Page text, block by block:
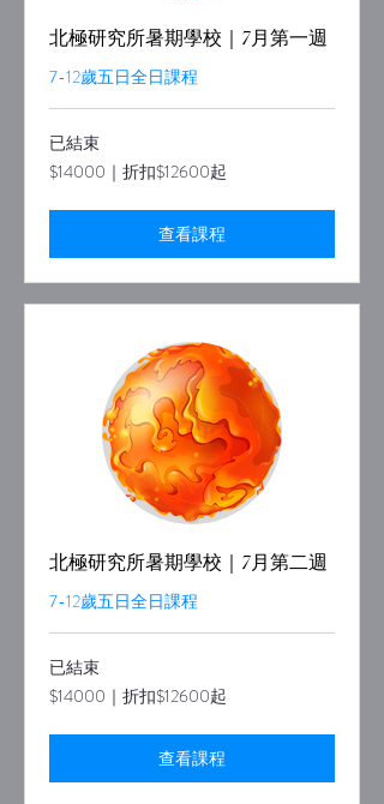
北極研究所暑期學校｜7月第一週
7-12歲五日全日課程
已結束
$14000
｜
扣
$14000｜折扣$12600起
查看課程
北極研究所暑期學校｜7月第二週
7-12歲五日全日課程
已結束
$14000
｜
扣
$14000｜折扣$12600起
查看課程